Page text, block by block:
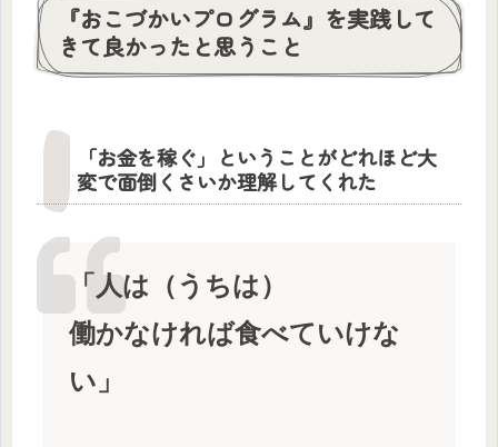
『おこづかいプログラム』を実践して
きて良かったと思うこと
「お金を稼ぐ」ということがどれほど大
変で面倒くさいか理解してくれた
「人は（うちは）
働かなければ食べていけな
い」